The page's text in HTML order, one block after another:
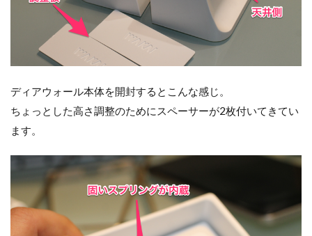
ディアウォール本体を開封するとこんな感じ。
ちょっとした高さ調整のためにスペーサーが2枚付いてきてい
ます。